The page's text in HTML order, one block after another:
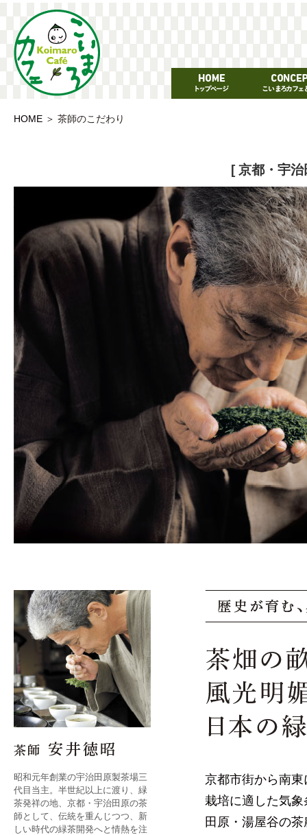
HOME ＞ 茶師のこだわり
[ 京都・宇
昭和元年創業の宇治田原製茶場三
代目当主。半世紀以上に渡り、緑
茶発祥の地、京都・宇治田原の茶
師として、伝統を重んじつつ、新
しい時代の緑茶開発へと情熱を注
京都市街から南
栽培に適した気
田原・湯屋谷の